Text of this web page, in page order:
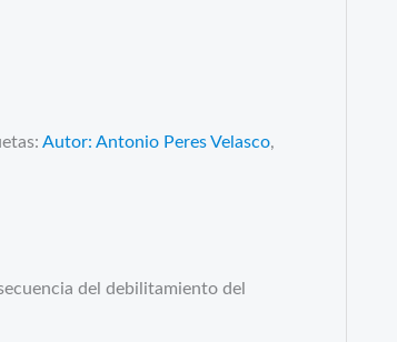
Autor: Antonio Peres Velasco,
del debilitamiento del